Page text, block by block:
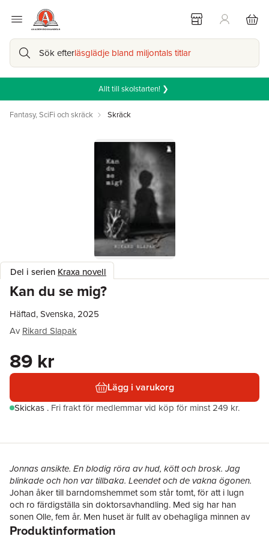
Sök efterläsglädje bland miljontals titlar
Allt till skolstarten! ❯
Fantasy, SciFi och skräck Skräck
Del i serien Kraxa novell
Kan du se mig?
Häftad, Svenska, 2025
Av Rikard Slapak
89 kr
Lägg i varukorg
Skickas . Fri frakt för medlemmar vid köp för minst 249 kr.
Jonnas ansikte. En blodig röra av hud, kött och brosk. Jag
blinkade och hon var tillbaka. Leendet och de vakna ögonen.
Johan åker till barndomshemmet som står tomt, för att i lugn
och ro färdigställa sin doktorsavhandling. Med sig har han
sonen Olle, fem år. Men huset är fullt av obehagliga minnen av
systern som mystiskt försvann när hon bara var några år äldre
Produktinformation